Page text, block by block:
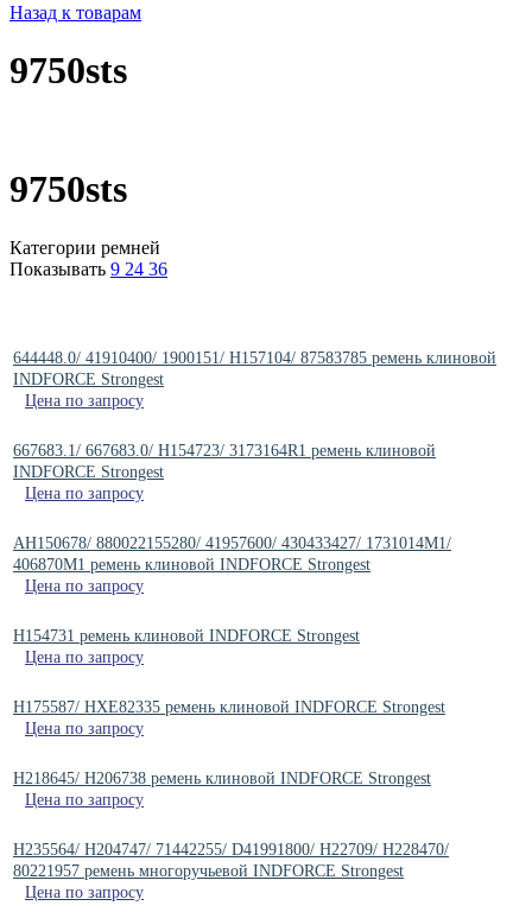
Назад к товарам
9750sts
9750sts
Категории ремней
Показывать 9 24 36
644448.0/ 41910400/ 1900151/ H157104/ 87583785 ремень клиновой
INDFORCE Strongest
Цена по запросу
667683.1/ 667683.0/ H154723/ 3173164R1 ремень клиновой
INDFORCE Strongest
Цена по запросу
AH150678/ 880022155280/ 41957600/ 430433427/ 1731014M1/
406870M1 ремень клиновой INDFORCE Strongest
Цена по запросу
H154731 ремень клиновой INDFORCE Strongest
Цена по запросу
H175587/ HXE82335 ремень клиновой INDFORCE Strongest
Цена по запросу
H218645/ H206738 ремень клиновой INDFORCE Strongest
Цена по запросу
H235564/ H204747/ 71442255/ D41991800/ H22709/ H228470/
80221957 ремень многоручьевой INDFORCE Strongest
Цена по запросу